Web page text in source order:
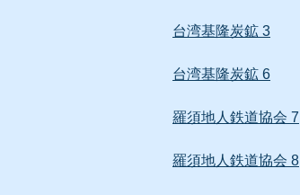
台湾基隆炭鉱 3
台湾基隆炭鉱 6
羅須地人鉄道協会 7
羅須地人鉄道協会 8